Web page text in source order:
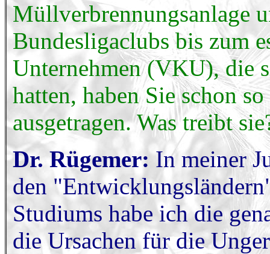
Müllverbrennungsanlage
Bundesligaclubs bis zum
Unternehmen (VKU), die
hatten, haben Sie schon
ausgetragen. Was treibt
Dr. Rügemer:In meiner
den
Studiums habe ich die
die Ursachen für die